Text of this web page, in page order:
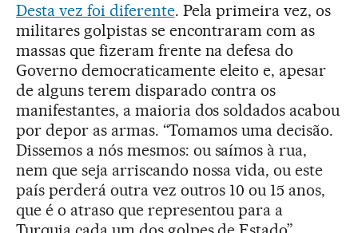
Desta vez foi diferente. Pela primeira vez, os
militares golpistas se encontraram com as
massas que fizeram frente na defesa do
Governo democraticamente eleito e, apesar
de alguns terem disparado contra os
manifestantes, a maioria dos soldados acabou
por depor as armas. “Tomamos uma decisão.
Dissemos a nós mesmos: ou saímos à rua,
nem que seja arriscando nossa vida, ou este
país perderá outra vez outros 10 ou 15 anos,
que é o atraso que representou para a